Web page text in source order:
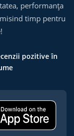
performanța
timp pentru
pozitive în